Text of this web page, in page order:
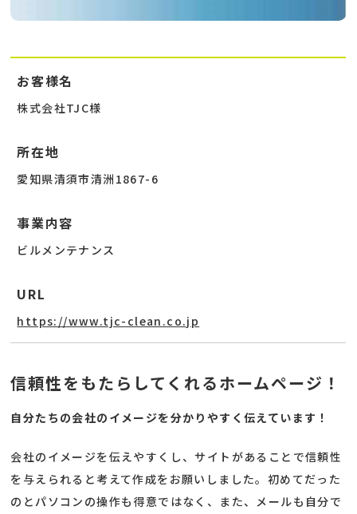
お客様名
株式会社TJC様
所在地
愛知県清須市清洲1867-6
事業内容
ビルメンテナンス
URL
https://www.tjc-clean.co.jp
信頼性をもたらしてくれるホームページ！
自分たちの会社のイメージを分かりやすく伝えています！
会社のイメージを伝えやすくし、サイトがあることで信頼性
を与えられると考えて作成をお願いしました。初めてだった
のとパソコンの操作も得意ではなく、また、メールも自分で